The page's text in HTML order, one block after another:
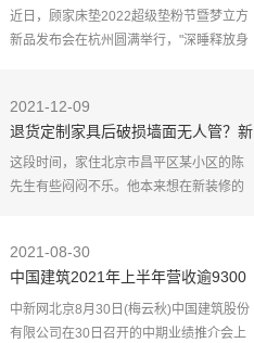
品力持续提升
近日，顾家床垫2022超级垫粉节暨梦立方
新品发布会在杭州圆满举行，"深睡释放身
用了9年时间实现了从0到33.3
2021-12-09
退货定制家具后破损墙面无人管？新
管理办法亟需出台
这段时间，家住北京市昌平区某小区的陈
先生有些闷闷不乐。他本来想在新装修的
告诉中国城市网记
2021-08-30
中国建筑2021年上半年营收逾9300
亿元
中新网北京8月30日(梅云秋)中国建筑股份
有限公司在30日召开的中期业绩推介会上